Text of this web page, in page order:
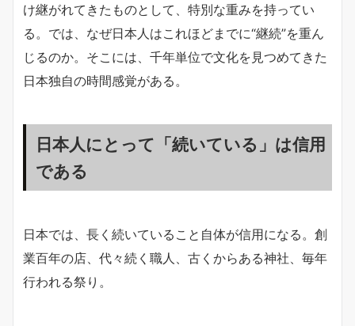
け継がれてきたものとして、特別な重みを持ってい
る。では、なぜ日本人はこれほどまでに“継続”を重ん
じるのか。そこには、千年単位で文化を見つめてきた
日本独自の時間感覚がある。
日本人にとって「続いている」は信用
である
日本では、長く続いていること自体が信用になる。創
業百年の店、代々続く職人、古くからある神社、毎年
行われる祭り。